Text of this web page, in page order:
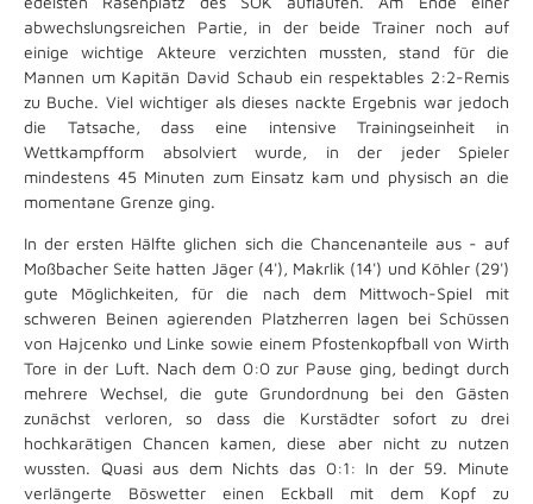
abwechslungsreichen Partie, in der beide Trainer noch auf
einige wichtige Akteure verzichten mussten, stand für die
Mannen um Kapitän David Schaub ein respektables 2:2-Remis
zu Buche. Viel wichtiger als dieses nackte Ergebnis war jedoch
die Tatsache, dass eine intensive Trainingseinheit in
Wettkampfform absolviert wurde, in der jeder Spieler
mindestens 45 Minuten zum Einsatz kam und physisch an die
momentane Grenze ging.
In der ersten Hälfte glichen sich die Chancenanteile aus - auf
Moßbacher Seite hatten Jäger (4'), Makrlik (14') und Köhler (29')
gute Möglichkeiten, für die nach dem Mittwoch-Spiel mit
schweren Beinen agierenden Platzherren lagen bei Schüssen
von Hajcenko und Linke sowie einem Pfostenkopfball von Wirth
Tore in der Luft. Nach dem 0:0 zur Pause ging, bedingt durch
mehrere Wechsel, die gute Grundordnung bei den Gästen
zunächst verloren, so dass die Kurstädter sofort zu drei
hochkarätigen Chancen kamen, diese aber nicht zu nutzen
wussten. Quasi aus dem Nichts das 0:1: In der 59. Minute
verlängerte Böswetter einen Eckball mit dem Kopf zu